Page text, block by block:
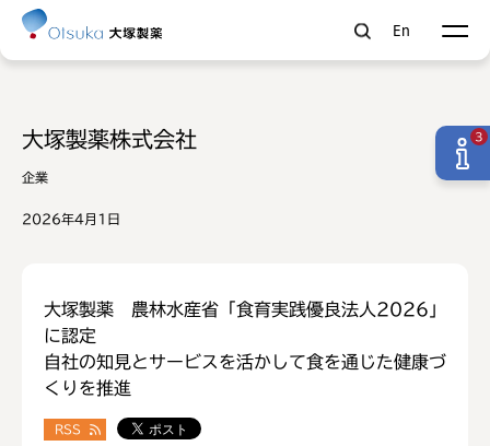
En
大塚製薬株式会社
企業
2026年4月1日
大塚製薬 農林水産省「食育実践優良法人2026」
に認定
自社の知見とサービスを活かして食を通じた健康づ
くりを推進
RSS
3